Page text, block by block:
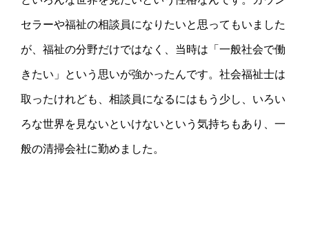
セラーや福祉の相談員になりたいと思ってもいました
が、福祉の分野だけではなく、当時は「一般社会で働
きたい」という思いが強かったんです。社会福祉士は
取ったけれども、相談員になるにはもう少し、いろい
ろな世界を見ないといけないという気持ちもあり、一
般の清掃会社に勤めました。